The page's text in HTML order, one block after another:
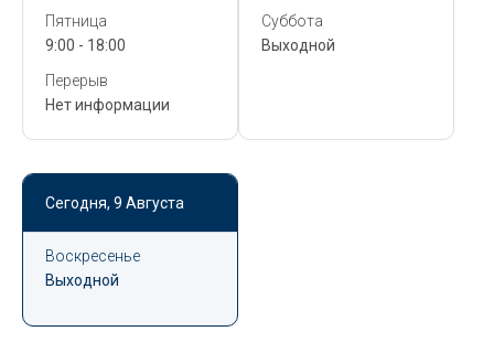
Пятница
9:00 - 18:00
Перерыв
Нет информации
Суббота
Выходной
Сегодня, 9 Августа
Воскресенье
Выходной